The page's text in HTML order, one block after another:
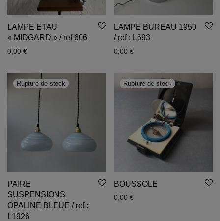
LAMPE ETAU
« MIDGARD » / ref 606
0,00 €
LAMPE BUREAU 1950
/ ref : L693
0,00 €
PAIRE
SUSPENSIONS
OPALINE BLEUE / ref :
L1926
BOUSSOLE
0,00 €